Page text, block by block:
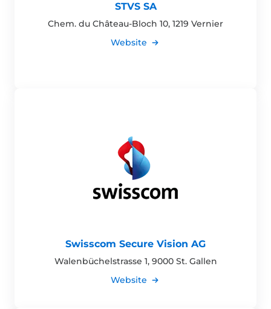
STVS SA
Chem. du Château-Bloch 10, 1219 Vernier
Website
Swisscom Secure Vision AG
Walenbüchelstrasse 1, 9000 St. Gallen
Website